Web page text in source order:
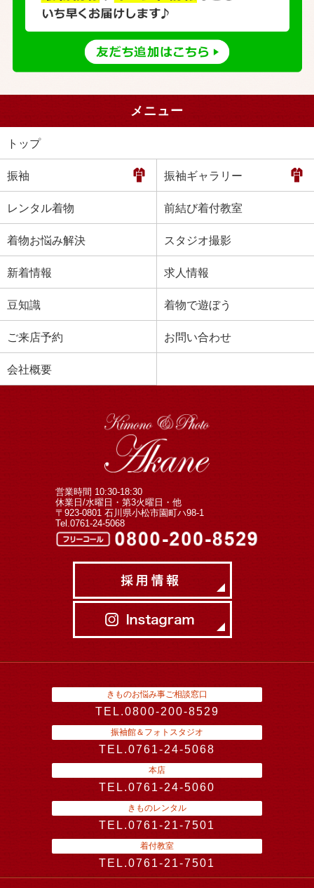
メニュー
トップ
振袖 振袖ギャラリー
レンタル着物 前結び着付教室
着物お悩み解決 スタジオ撮影
新着情報 求人情報
豆知識 着物で遊ぼう
ご来店予約 お問い合わせ
会社概要
営業時間 10:30-18:30
休業日/水曜日・第3火曜日・他
〒923-0801 石川県小松市園町ハ98-1
Tel.0761-24-5068
きものお悩み事ご相談窓口
TEL.0800-200-8529
振袖館＆フォトスタジオ
TEL.0761-24-5068
本店
TEL.0761-24-5060
きものレンタル
TEL.0761-21-7501
着付教室
TEL.0761-21-7501